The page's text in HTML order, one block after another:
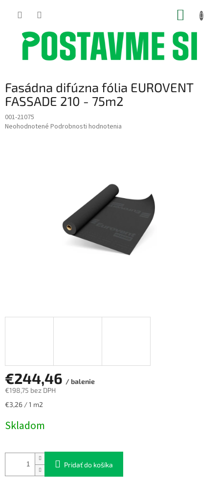
Fasádna difúzna fólia EUROVENT
FASSADE 210 - 75m2
001-21075
Priemerné
Neohodnotené Podrobnosti hodnotenia
€244,46 / balenie
€198,75 bez DPH
Jednotková
€3,26 / 1 m2
Skladom
Pridať do košíka